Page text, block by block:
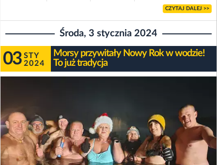
CZYTAJ DALEJ >>
Środa, 3 stycznia 2024
03 STY
2024
Morsy przywitały Nowy Rok w wodzie!
To już tradycja